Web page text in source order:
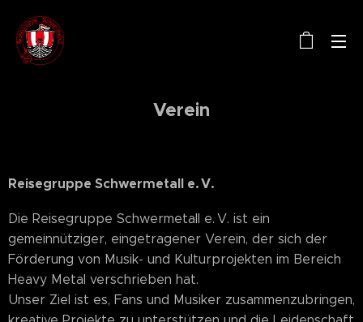
Verein
Reisegruppe Schwermetall e. V.
Die Reisegruppe Schwermetall e. V. ist ein
gemeinnütziger, eingetragener Verein, der sich der
Förderung von Musik- und Kulturprojekten im Bereich
Heavy Metal verschrieben hat.
Unser Ziel ist es, Fans und Musiker zusammenzubringen,